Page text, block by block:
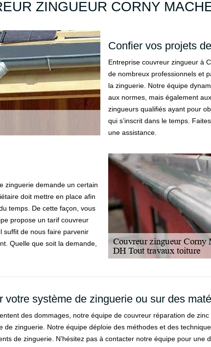
ZINGUEUR CORNY
Confier vos projets
Entreprise couvreur zingueur à
de nombreux professionnels et
la zinguerie. Notre équipe
aux normes, mais également
zingueurs qualifiés ayant pour
qui s’inscrit dans le temps.
une assistance.
zinguerie demande un certain
doit mettre en place afin
temps. De cette façon, vous
propose un tarif couvreur
suffit de nous faire parvenir
Quelle que soit la demande,
votre système de zinguerie ou sur des
des dommages, notre équipe de couvreur réparation de
zinguerie. Notre équipe déploie des méthodes et des
de zinguerie. N’hésitez pas à contacter notre équipe pour une